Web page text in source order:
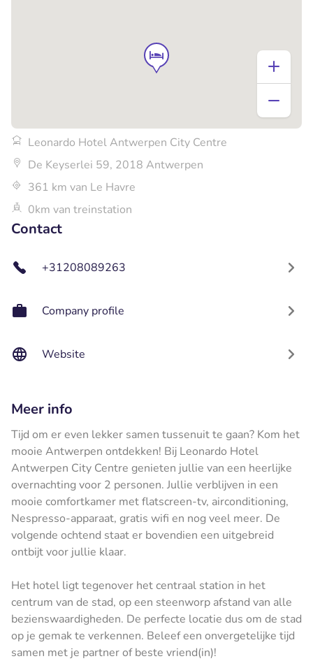
Leonardo Hotel Antwerpen City Centre
De Keyserlei 59, 2018 Antwerpen
361 km van Le Havre
0km van treinstation
Contact
+31208089263
Company profile
Website
Meer info
Tijd om er even lekker samen tussenuit te gaan? Kom het
mooie Antwerpen ontdekken! Bij Leonardo Hotel
Antwerpen City Centre genieten jullie van een heerlijke
overnachting voor 2 personen. Jullie verblijven in een
mooie comfortkamer met flatscreen-tv, airconditioning,
Nespresso-apparaat, gratis wifi en nog veel meer. De
volgende ochtend staat er bovendien een uitgebreid
ontbijt voor jullie klaar.
Het hotel ligt tegenover het centraal station in het
centrum van de stad, op een steenworp afstand van alle
bezienswaardigheden. De perfecte locatie dus om de stad
op je gemak te verkennen. Beleef een onvergetelijke tijd
samen met je partner of beste vriend(in)!